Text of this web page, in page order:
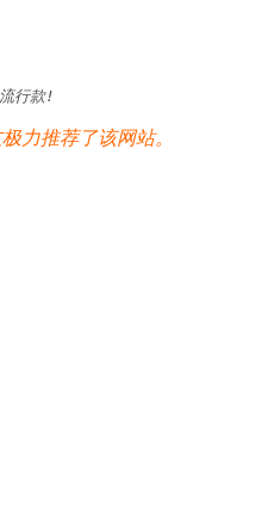
行款!
力推荐了该网站。